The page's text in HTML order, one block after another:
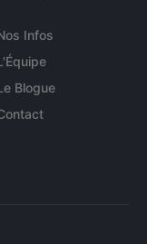
Infos
Blogue